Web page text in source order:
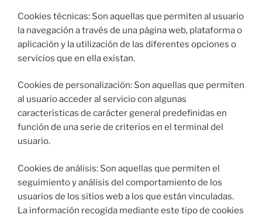
Cookies técnicas: Son aquellas que permiten al usuario
la navegación a través de una página web, plataforma o
aplicación y la utilización de las diferentes opciones o
servicios que en ella existan.
Cookies de personalización: Son aquellas que permiten
al usuario acceder al servicio con algunas
características de carácter general predefinidas en
función de una serie de criterios en el terminal del
usuario.
Cookies de análisis: Son aquellas que permiten el
seguimiento y análisis del comportamiento de los
usuarios de los sitios web a los que están vinculadas.
La información recogida mediante este tipo de cookies